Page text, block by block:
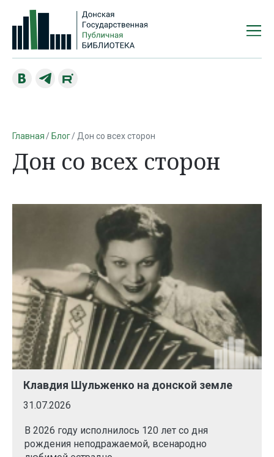
Главная Блог Дон со всех сторон
Дон со всех сторон
Клавдия Шульженко на донской земле
31.07.2026
В 2026 году исполнилось 120 лет со дня
рождения неподражаемой, всенародно